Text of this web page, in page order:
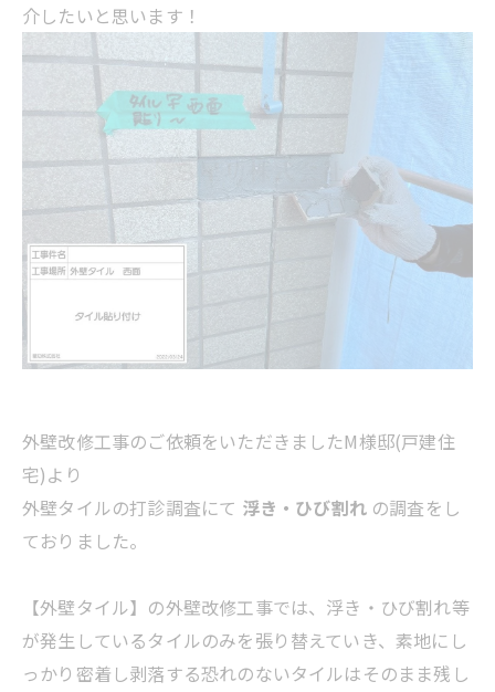
介したいと思います！
外壁改修工事のご依頼をいただきましたM様邸(戸建住
宅)より
外壁タイルの打診調査にて 浮き・ひび割れの調査をし
ておりました。
【外壁タイル】の外壁改修工事では、浮き・ひび割れ等
が発生しているタイルのみを張り替えていき、素地にし
っかり密着し剥落する恐れのないタイルはそのまま残し